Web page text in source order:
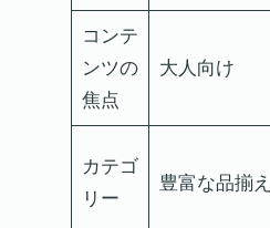
コンテ
ンツの
焦点
大人向け
カテゴ
リー
豊富な品揃え